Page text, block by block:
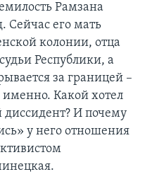
Рамзана
Сейчас его мать
колонии, отца
Республики, а
за границей –
именно. Какой хотел
И почему
у него отношения